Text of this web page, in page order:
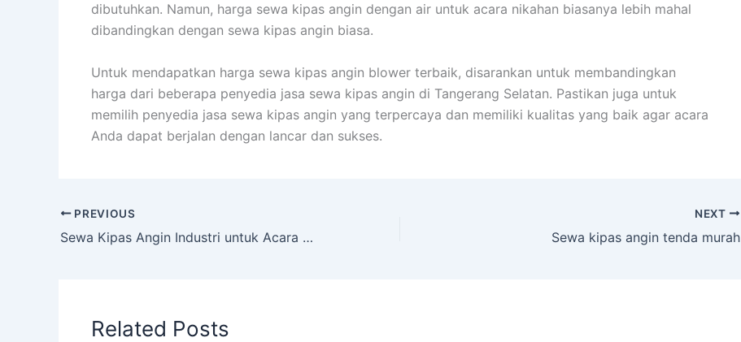
dibutuhkan. Namun, harga sewa kipas angin dengan air untuk acara nikahan biasanya lebih mahal
dibandingkan dengan sewa kipas angin biasa.
Untuk mendapatkan harga sewa kipas angin blower terbaik, disarankan untuk membandingkan
harga dari beberapa penyedia jasa sewa kipas angin di Tangerang Selatan. Pastikan juga untuk
memilih penyedia jasa sewa kipas angin yang terpercaya dan memiliki kualitas yang baik agar acara
Anda dapat berjalan dengan lancar dan sukses.
PREVIOUS
Sewa Kipas Angin Industri untuk Acara Outdoor
NEXT
Sewa kipas angin tenda murah
Related Posts